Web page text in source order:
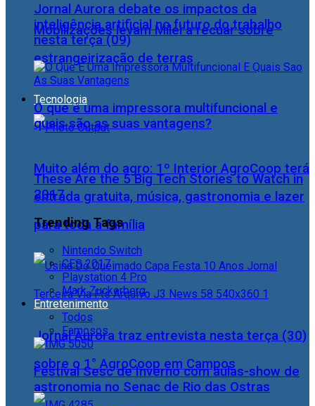
Mobilizações levam Milei a recuar sobre
estrangeirização de terras
Tecnologia
Muito além do agro: 1º Interior AgroCoop terá
entrada gratuita, música, gastronomia e lazer
para toda a família
Jornal Aurora traz entrevista nesta terça (30)
sobre o 1° AgroCoop em Campos
Jornal Aurora debate os impactos da
inteligência artificial no futuro do trabalho
nesta terça (09)
O que é uma impressora multifuncional e
quais são as suas vantagens?
These Are the 5 Big Tech Stories to Watch in
2017
Trending Tags
Nintendo Switch
CES 2017
Playstation 4 Pro
Mark Zuckerberg
Entretenimento
Todos
Famosos
Festival Sesc de Inverno com aulas-show de
astronomia no Senac de Rio das Ostras